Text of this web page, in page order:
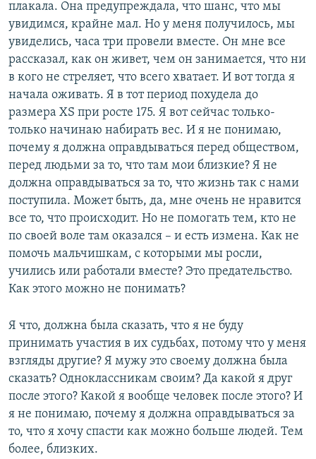
плакала. Она предупреждала, что шанс, что мы
увидимся, крайне мал. Но у меня получилось, мы
увиделись, часа три провели вместе. Он мне все
рассказал, как он живет, чем он занимается, что ни
в кого не стреляет, что всего хватает. И вот тогда я
начала оживать. Я в тот период похудела до
размера XS при росте 175. Я вот сейчас только-
только начинаю набирать вес. И я не понимаю,
почему я должна оправдываться перед обществом,
перед людьми за то, что там мои близкие? Я не
должна оправдываться за то, что жизнь так с нами
поступила. Может быть, да, мне очень не нравится
все то, что происходит. Но не помогать тем, кто не
по своей воле там оказался – и есть измена. Как не
помочь мальчишкам, с которыми мы росли,
учились или работали вместе? Это предательство.
Как этого можно не понимать?
Я что, должна была сказать, что я не буду
принимать участия в их судьбах, потому что у меня
взгляды другие? Я мужу это своему должна была
сказать? Одноклассникам своим? Да какой я друг
после этого? Какой я вообще человек после этого? И
я не понимаю, почему я должна оправдываться за
то, что я хочу спасти как можно больше людей. Тем
более, близких.